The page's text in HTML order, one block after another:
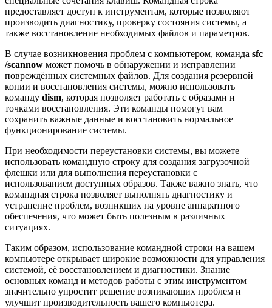
предоставляет доступ к инструментам, которые позволяют
производить диагностику, проверку состояния системы, а
также восстановление необходимых файлов и параметров.
В случае возникновения проблем с компьютером, команда sfc
/scannow может помочь в обнаружении и исправлении
повреждённых системных файлов. Для создания резервной
копии и восстановления системы, можно использовать
команду dism, которая позволяет работать с образами и
точками восстановления. Эти команды помогут вам
сохранить важные данные и восстановить нормальное
функционирование системы.
При необходимости переустановки системы, вы можете
использовать командную строку для создания загрузочной
флешки или для выполнения переустановки с
использованием доступных образов. Также важно знать, что
командная строка позволяет выполнять диагностику и
устранение проблем, возникших на уровне аппаратного
обеспечения, что может быть полезным в различных
ситуациях.
Таким образом, использование командной строки на вашем
компьютере открывает широкие возможности для управления
системой, её восстановлением и диагностики. Знание
основных команд и методов работы с этим инструментом
значительно упростит решение возникающих проблем и
улучшит производительность вашего компьютера.